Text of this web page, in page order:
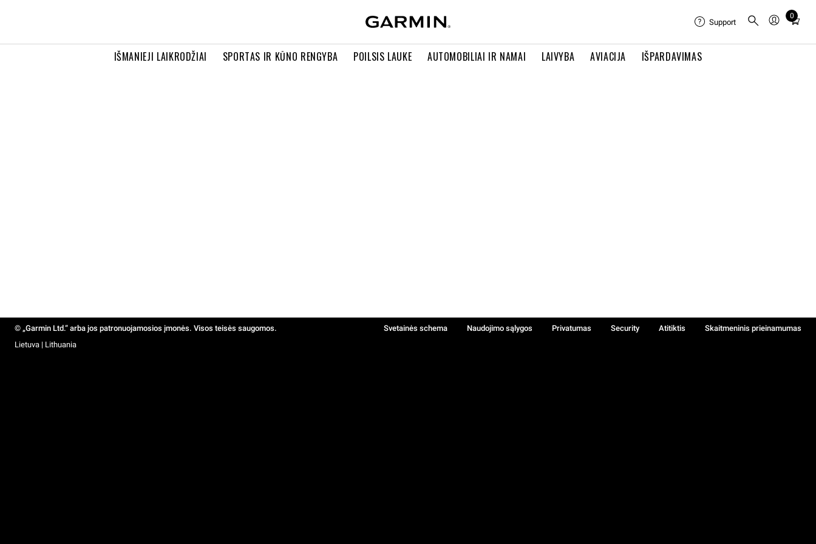
IŠMANIEJI LAIKRODŽIAI SPORTAS IR KŪNO RENGYBA POILSIS LAUKE AUTOMOBILIAI IR NAMAI LAIVYBA AVIACIJA IŠPARDAVIMAS
Support
0
Total
in
© „Garmin Ltd.“ arba jos patronuojamosios įmonės. Visos teisės saugomos. Svetainės schema Naudojimo sąlygos Privatumas Security Atitiktis
Skaitmeninis prieinamumas
Lietuva | Lithuania